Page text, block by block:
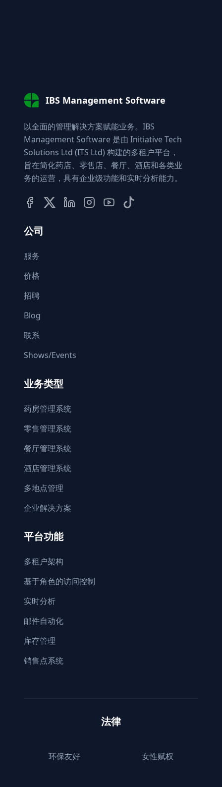
IBS Management Software
以全面的管理解决方案赋能业务。IBS
Management Software 是由 Initiative Tech
Solutions Ltd (ITS Ltd) 构建的多租户平台，
旨在简化药店、零售店、餐厅、酒店和各类业
务的运营，具有企业级功能和实时分析能力。
公司
服务
价格
招聘
Blog
联系
Shows/Events
业务类型
药房管理系统
零售管理系统
餐厅管理系统
酒店管理系统
多地点管理
企业解决方案
平台功能
多租户架构
基于角色的访问控制
实时分析
邮件自动化
库存管理
销售点系统
法律
环保友好 女性赋权